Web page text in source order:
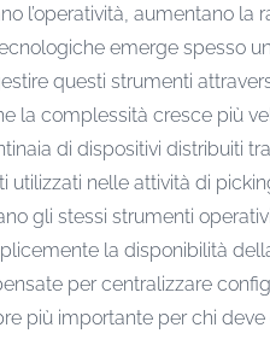
l’operatività, aumentano la
emerge spesso
questi strumenti
la complessità cresce più
di dispositivi distribuiti
nelle attività di
gli stessi strumenti
la disponibilità
per centralizzare
più importante per chi